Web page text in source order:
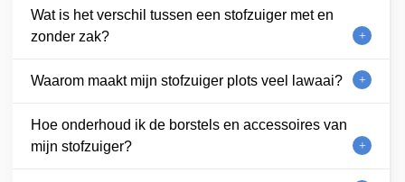
Wat is het verschil tussen een stofzuiger met en
zonder zak?
Waarom maakt mijn stofzuiger plots veel lawaai?
Hoe onderhoud ik de borstels en accessoires van
mijn stofzuiger?